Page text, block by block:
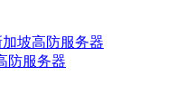
加坡高防服务器
防服务器